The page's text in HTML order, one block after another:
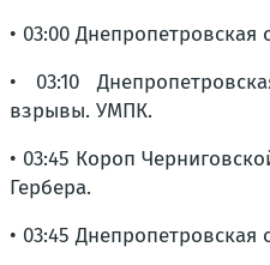
• 03:00
• 03:10
взрывы. УМПК.
• 03:45 Короп
Гербера.
• 03:45